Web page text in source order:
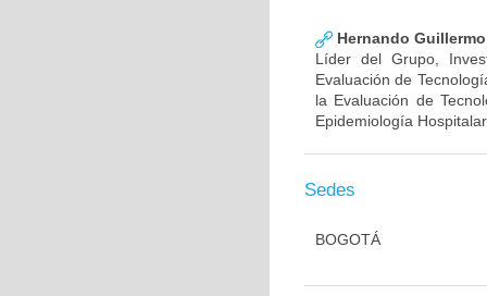
Hernando
Líder del Grupo,
Evaluación de
la Evaluación de
Epidemiología
Sedes
BOGOTÁ